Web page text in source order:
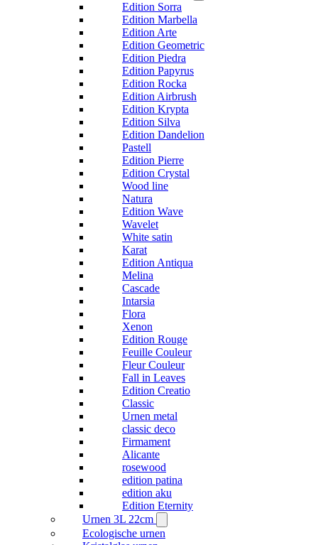
Edition Sorra
Edition Marbella
Edition Arte
Edition Geometric
Edition Piedra
Edition Papyrus
Edition Rocka
Edition Airbrush
Edition Krypta
Edition Silva
Edition Dandelion
Pastell
Edition Pierre
Edition Crystal
Wood line
Natura
Edition Wave
Wavelet
White satin
Karat
Edition Antiqua
Melina
Cascade
Intarsia
Flora
Xenon
Edition Rouge
Feuille Couleur
Fleur Couleur
Fall in Leaves
Edition Creatio
Classic
Urnen metal
classic deco
Firmament
Alicante
rosewood
edition patina
edition aku
Edition Eternity
Urnen 3L 22cm
Ecologische urnen